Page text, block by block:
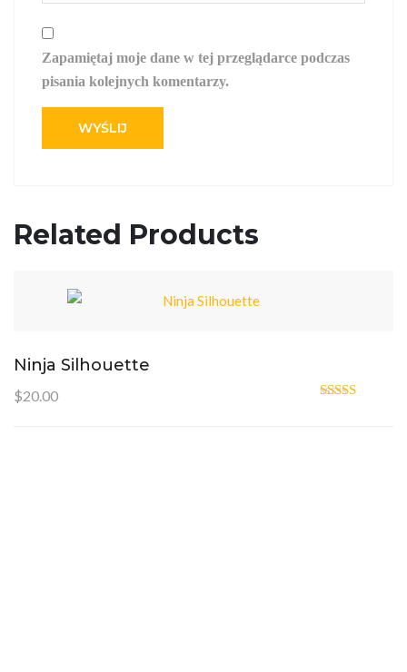
Zapamiętaj moje dane w tej przeglądarce podczas
pisania kolejnych komentarzy.
Related Products
Ninja Silhouette
$20.00